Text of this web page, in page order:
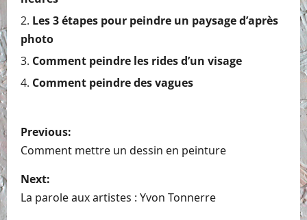
Les 3 étapes pour peindre un paysage d’après
photo
Comment peindre les rides d’un visage
Comment peindre des vagues
P
o
s
Previous:
Comment mettre un dessin en peinture
Next:
La parole aux artistes : Yvon Tonnerre